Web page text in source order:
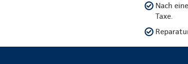
Nach
Taxe.